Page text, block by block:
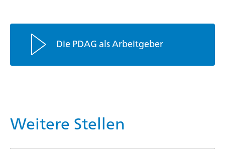
Die PDAG als Arbeitgeber
Weitere Stellen